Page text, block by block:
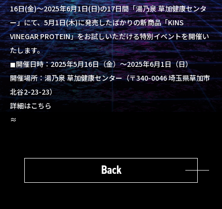
16日(金)〜2025年6月1日(日)の17日間「湯乃泉 草加健康センタ
ー」にて、5月1日(木)に発売したばかりの新商品「KINS
VINEGAR PROTEIN」をお試しいただける特別イベントを開催い
たします。
◼︎開催日時：2025年5月16日（金）〜2025年6月1日（日）
開催場所：湯乃泉 草加健康センター（〒340-0046 埼玉県草加市
北谷2-23-23）
詳細はこちら
≈
Back